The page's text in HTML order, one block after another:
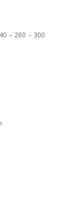
– 260 – 300